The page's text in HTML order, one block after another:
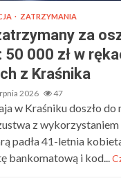
ZATRZYMANIA
za
50 000 zł w
z Kraśnika
2026 47
w Kraśniku doszło do
z wykorzystaniem
padła 41-letnia
bankomatową i kod...